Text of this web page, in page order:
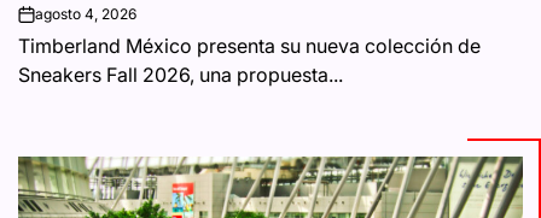
onagosto 4, 2026
Timberland México presenta su nueva colección de
Sneakers Fall 2026, una propuesta...